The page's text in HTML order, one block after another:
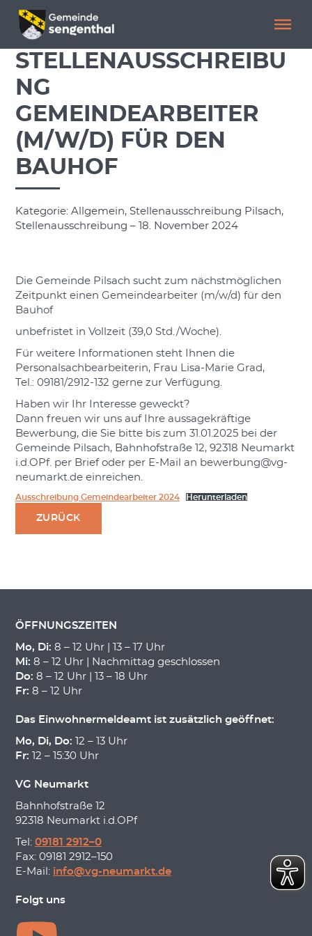
Menü überspringen
Menü überspringen
STELLENAUSSCHREIBU
NG
GEMEINDEARBEITER
(M/W/D) FÜR DEN
BAUHOF
Kategorie: Allgemein, Stellenausschreibung Pilsach,
Stellenausschreibung – 18. November 2024
Die Gemeinde Pilsach sucht zum nächstmöglichen
Zeitpunkt einen Gemeindearbeiter (m/w/d) für den
Bauhof
unbefristet in Vollzeit (39,0 Std./Woche).
Für weitere Informationen steht Ihnen die
Personalsachbearbeiterin, Frau Lisa-Marie Grad,
Tel.: 09181/2912-132 gerne zur Verfügung.
Haben wir Ihr Interesse geweckt?
Dann freuen wir uns auf Ihre aussagekräftige
Bewerbung, die Sie bitte bis zum 31.01.2025 bei der
Gemeinde Pilsach, Bahnhofstraße 12, 92318 Neumarkt
i.d.OPf. per Brief oder per E-Mail an bewerbung@vg-
neumarkt.de einreichen.
Ausschreibung Gemeindearbeiter 2024 Herunterladen
ZURÜCK
ÖFFNUNGSZEITEN
Mo, Di: 8 – 12 Uhr | 13 – 17 Uhr
Mi: 8 – 12 Uhr | Nachmittag geschlossen
Do: 8 – 12 Uhr | 13 – 18 Uhr
Fr: 8 – 12 Uhr
Das Einwohnermeldeamt ist zusätzlich geöffnet:
Mo, Di, Do: 12 – 13 Uhr
Fr: 12 – 15:30 Uhr
VG Neumarkt
Bahnhofstraße 12
92318 Neumarkt i.d.OPf
Tel: 09181 2912–0
Fax: 09181 2912–150
E-Mail: info@vg-neumarkt.de
Folgt uns